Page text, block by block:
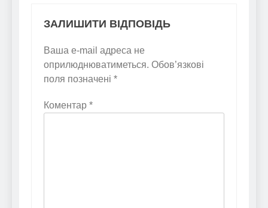
ЗАЛИШИТИ ВІДПОВІДЬ
Ваша e-mail адреса не
оприлюднюватиметься. Обов’язкові
поля позначені *
Коментар *